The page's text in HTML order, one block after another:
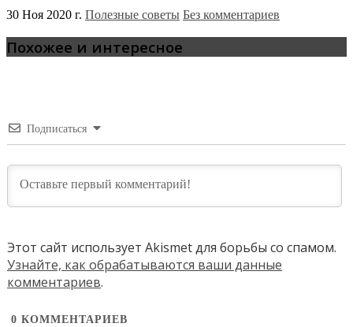
30 Ноя 2020 г. Полезные советы Без комментариев
Похожее и интересное
Подписаться
Этот сайт использует Akismet для борьбы со спамом.
Узнайте, как обрабатываются ваши данные
комментариев.
0 КОММЕНТАРИЕВ